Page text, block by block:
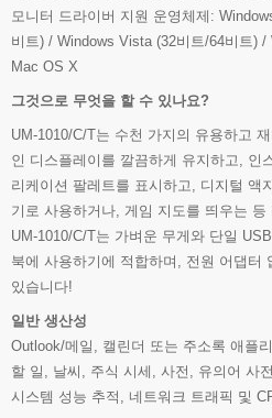
모니터 드라이버 지원 운영체제:
비트) / Windows Vista (32비트/64비트)
Mac OS X
그것으로 무엇을 할 수 있나요?
UM-1010/C/T는 수천 가지의 유용하고
인 디스플레이를 깔끔하게 유지하고, 인
리케이션 팔레트를 표시하고, 디지털 액
기로 사용하거나, 게임 지도를 띄우는
UM-1010/C/T는 가벼운 무게와 단일
북에 사용하기에 적합하며, 전원 어댑터
있습니다!
일반 생산성
Outlook/메일, 캘린더 또는 주소록 애플
할 일, 날씨, 주식 시세, 사전, 유의어 사
시스템 성능 추적, 네트워크 트래픽 및